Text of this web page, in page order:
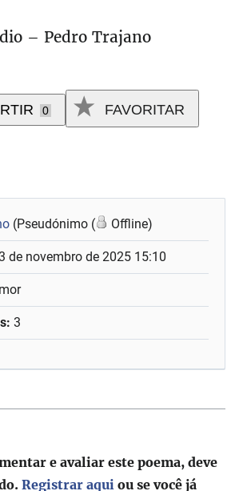
– Pedro Trajano
0 FAVORITAR
(Pseudónimo ( Offline)
de novembro de 2025 15:10
3
e avaliar este poema, deve
Registrar aqui ou se você já